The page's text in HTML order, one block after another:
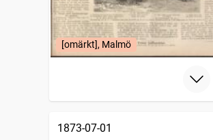
[omärkt], Malmö
1873-07-01